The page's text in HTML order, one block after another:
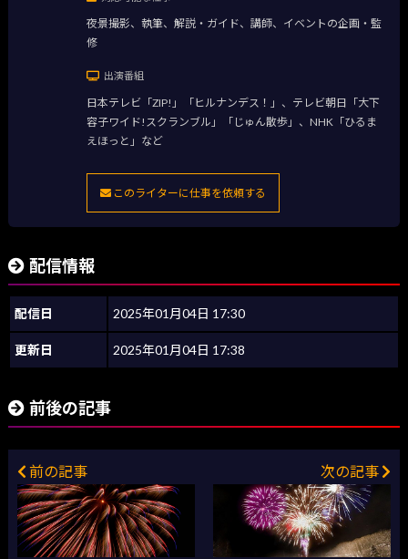
夜景撮影、執筆、解説・ガイド、講師、イベントの企画・監
修
出演番組
日本テレビ「ZIP!」「ヒルナンデス！」、テレビ朝日「大下
容子ワイド!スクランブル」「じゅん散歩」、NHK「ひるま
えほっと」など
このライターに仕事を依頼する
配信情報
配信日 2025年01月04日 17:30
更新日 2025年01月04日 17:38
前後の記事
前の記事 次の記事